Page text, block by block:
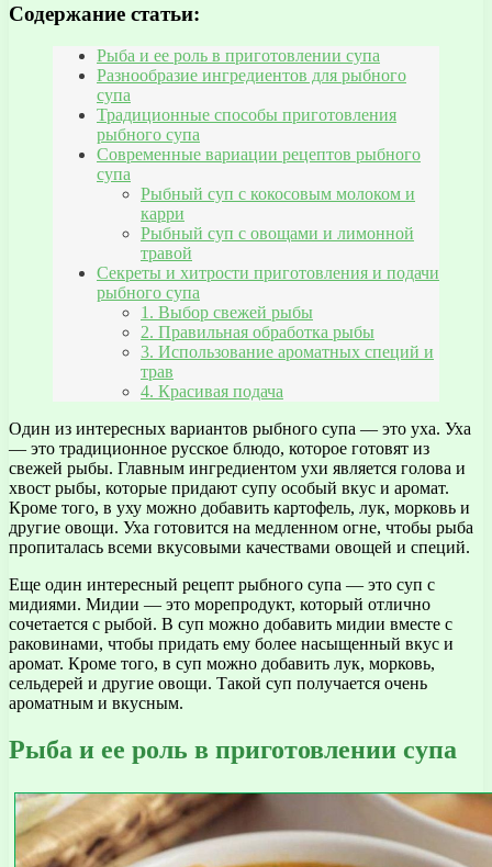
Содержание статьи:
Рыба и ее роль в приготовлении супа
Разнообразие ингредиентов для рыбного
супа
Традиционные способы приготовления
рыбного супа
Современные вариации рецептов рыбного
супа
Рыбный суп с кокосовым молоком и
карри
Рыбный суп с овощами и лимонной
травой
Секреты и хитрости приготовления и подачи
рыбного супа
1. Выбор свежей рыбы
2. Правильная обработка рыбы
3. Использование ароматных специй и
трав
4. Красивая подача
Один из интересных вариантов рыбного супа — это уха. Уха
— это традиционное русское блюдо, которое готовят из
свежей рыбы. Главным ингредиентом ухи является голова и
хвост рыбы, которые придают супу особый вкус и аромат.
Кроме того, в уху можно добавить картофель, лук, морковь и
другие овощи. Уха готовится на медленном огне, чтобы рыба
пропиталась всеми вкусовыми качествами овощей и специй.
Еще один интересный рецепт рыбного супа — это суп с
мидиями. Мидии — это морепродукт, который отлично
сочетается с рыбой. В суп можно добавить мидии вместе с
раковинами, чтобы придать ему более насыщенный вкус и
аромат. Кроме того, в суп можно добавить лук, морковь,
сельдерей и другие овощи. Такой суп получается очень
ароматным и вкусным.
Рыба и ее роль в приготовлении супа